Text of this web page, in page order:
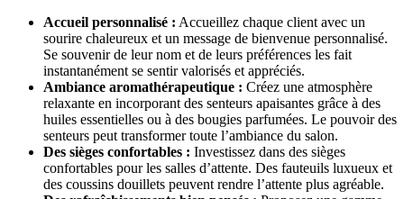
Accueil personnalisé : Accueillez chaque client avec un
sourire chaleureux et un message de bienvenue personnalisé.
Se souvenir de leur nom et de leurs préférences les fait
instantanément se sentir valorisés et appréciés.
Ambiance aromathérapeutique : Créez une atmosphère
relaxante en incorporant des senteurs apaisantes grâce à des
huiles essentielles ou à des bougies parfumées. Le pouvoir des
senteurs peut transformer toute l’ambiance du salon.
Des sièges confortables : Investissez dans des sièges
confortables pour les salles d’attente. Des fauteuils luxueux et
des coussins douillets peuvent rendre l’attente plus agréable.